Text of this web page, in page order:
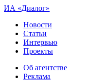
ИА «Диалог»
Новости
Статьи
Интервью
Проекты
Об агентстве
Реклама